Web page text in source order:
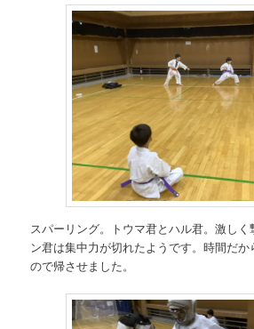
スパーリング。トウマ君とハル君。激し
ン君は集中力が切れたようです。時間だ
ので帰させました。